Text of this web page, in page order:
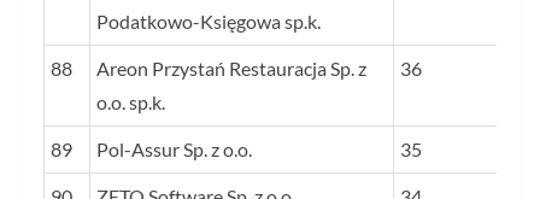
Podatkowo-Księgowa sp.k.
88
Areon Przystań Restauracja Sp. z
o.o. sp.k.
36
89 Pol-Assur Sp. z o.o. 35